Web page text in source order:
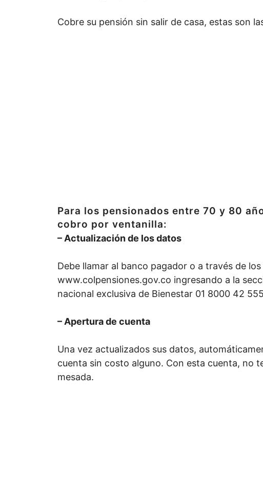
Cobre su pensión sin salir de casa, estas son
Para los pensionados entre 70 y 80
cobro por ventanilla:
– Actualización de los datos
Debe llamar al banco pagador o a través de
www.colpensiones.gov.co ingresando a la
nacional exclusiva de Bienestar 01 8000 42
– Apertura de cuenta
Una vez actualizados sus datos,
cuenta sin costo alguno. Con esta cuenta, no
mesada.